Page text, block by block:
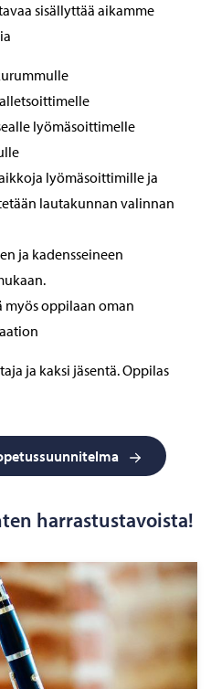
sisällyttää aikamme
lyömäsoittimelle
lyömäsoittimille ja
lautakunnan valinnan
ja kadensseineen
myös oppilaan oman
ja kaksi jäsentä. Oppilas
harrastustavoista!